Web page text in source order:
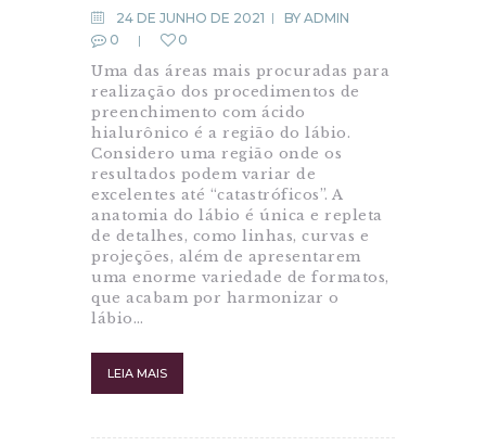
24 DE JUNHO DE 2021 BY ADMIN
0
0
Uma das áreas mais procuradas para
realização dos procedimentos de
preenchimento com ácido
hialurônico é a região do lábio.
Considero uma região onde os
resultados podem variar de
excelentes até “catastróficos”. A
anatomia do lábio é única e repleta
de detalhes, como linhas, curvas e
projeções, além de apresentarem
uma enorme variedade de formatos,
que acabam por harmonizar o
lábio…
LEIA MAIS